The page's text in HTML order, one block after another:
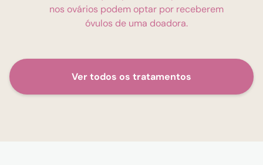
nos ovários podem optar por receberem
óvulos de uma doadora.
Ver todos os tratamentos